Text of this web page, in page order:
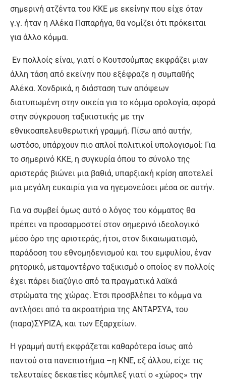
σημερινή ατζέντα του ΚΚΕ με εκείνην που είχε όταν
γ.γ. ήταν η Αλέκα Παπαρήγα, θα νομίζει ότι πρόκειται
για άλλο κόμμα.
Εν πολλοίς είναι, γιατί ο Κουτσούμπας εκφράζει μιαν
άλλη τάση από εκείνην που εξέφραζε η συμπαθής
Αλέκα. Χονδρικά, η διάσταση των απόψεων
διατυπωμένη στην οικεία για το κόμμα ορολογία, αφορά
στην σύγκρουση ταξικιστικής με την
εθνικοαπελευθερωτική γραμμή. Πίσω από αυτήν,
ωστόσο, υπάρχουν πιο απλοί πολιτικοί υπολογισμοί: Για
το σημερινό ΚΚΕ, η συγκυρία όπου το σύνολο της
αριστεράς βιώνει μια βαθιά, υπαρξιακή κρίση αποτελεί
μια μεγάλη ευκαιρία για να ηγεμονεύσει μέσα σε αυτήν.
Για να συμβεί όμως αυτό ο λόγος του κόμματος θα
πρέπει να προσαρμοστεί στον σημερινό ιδεολογικό
μέσο όρο της αριστεράς, ήτοι, στον δικαιωματισμό,
παράδοση του εθνομηδενισμού και του εμφυλίου, έναν
ρητορικό, μεταμοντέρνο ταξικισμό ο οποίος εν πολλοίς
έχει πάρει διαζύγιο από τα πραγματικά λαϊκά
στρώματα της χώρας. Έτσι προσβλέπει το κόμμα να
αντλήσει από τα ακροατήρια της ΑΝΤΑΡΣΥΑ, του
(παρα)ΣΥΡΙΖΑ, και των Εξαρχείων.
Η γραμμή αυτή εκφράζεται καθαρότερα ίσως από
παντού στα πανεπιστήμια –η ΚΝΕ, εξ άλλου, είχε τις
τελευταίες δεκαετίες κόμπλεξ γιατί ο «χώρος» την